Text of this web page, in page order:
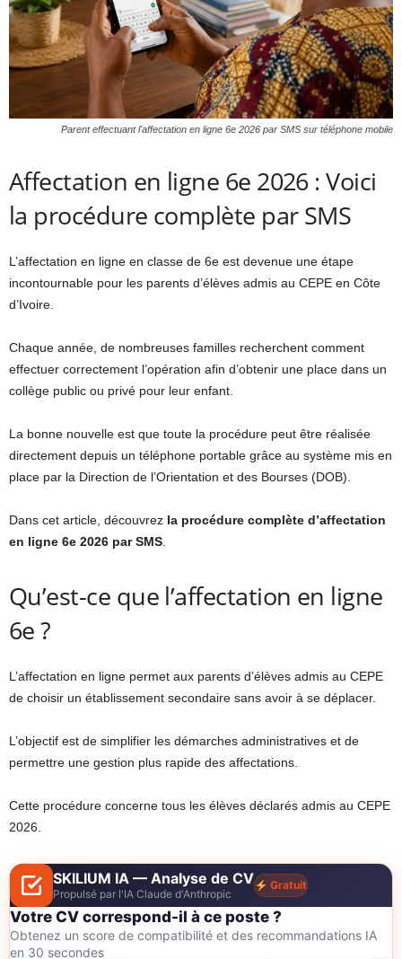
Parent effectuant l'affectation en ligne 6e 2026 par SMS sur téléphone mobile
Affectation en ligne 6e 2026 : Voici
la procédure complète par SMS
L’affectation en ligne en classe de 6e est devenue une étape
incontournable pour les parents d’élèves admis au CEPE en Côte
d’Ivoire.
Chaque année, de nombreuses familles recherchent comment
effectuer correctement l’opération afin d’obtenir une place dans un
collège public ou privé pour leur enfant.
La bonne nouvelle est que toute la procédure peut être réalisée
directement depuis un téléphone portable grâce au système mis en
place par la Direction de l’Orientation et des Bourses (DOB).
Dans cet article, découvrez la procédure complète d’affectation
en ligne 6e 2026 par SMS.
Qu’est-ce que l’affectation en ligne
6e ?
L’affectation en ligne permet aux parents d’élèves admis au CEPE
de choisir un établissement secondaire sans avoir à se déplacer.
L’objectif est de simplifier les démarches administratives et de
permettre une gestion plus rapide des affectations.
Cette procédure concerne tous les élèves déclarés admis au CEPE
2026.
SKILIUM IA — Analyse de CV
Propulsé par l'IA Claude d'Anthropic
Gratuit
Votre CV correspond-il à ce poste ?
Obtenez un score de compatibilité et des recommandations IA
en 30 secondes